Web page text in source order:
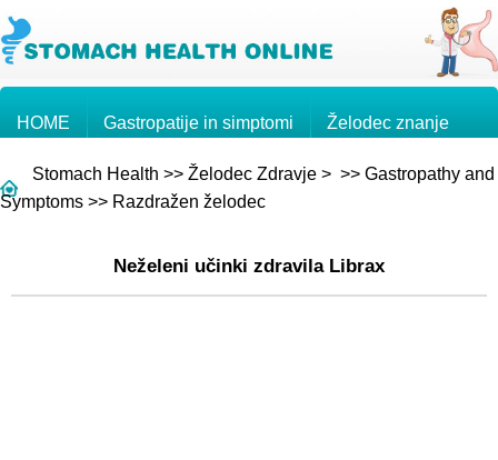
HOME Gastropatije in simptomi Želodec znanje
Želodčni rak Vprašanja in odgovori
Stomach Health >> Želodec Zdravje > >> Gastropathy and
Symptoms >> Razdražen želodec
Neželeni učinki zdravila Librax